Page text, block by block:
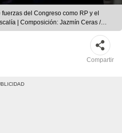
del Congreso como RP y el
| Composición: Jazmín Ceras /
Compartir